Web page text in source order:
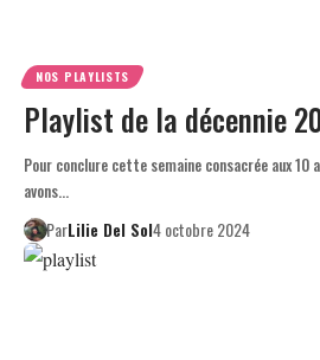
NOS PLAYLISTS
Playlist de la décennie
Pour conclure cette semaine consacrée aux 10
avons…
ParLilie Del Sol4 octobre 2024